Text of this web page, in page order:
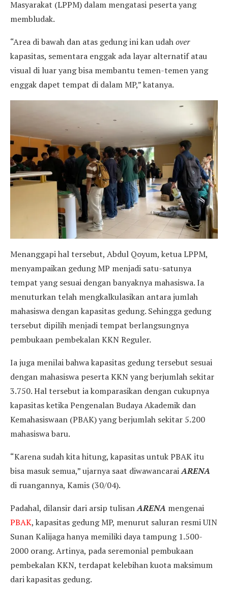
Masyarakat (LPPM) dalam mengatasi peserta yang
membludak.
“Area di bawah dan atas gedung ini kan udahover
kapasitas, sementara enggak ada layar alternatif atau
visual di luar yang bisa membantu temen-temen yang
enggak dapet tempat di dalam MP,” katanya.
Menanggapi hal tersebut, Abdul Qoyum, ketua LPPM,
menyampaikan gedung MP menjadi satu-satunya
tempat yang sesuai dengan banyaknya mahasiswa. Ia
menuturkan telah mengkalkulasikan antara jumlah
mahasiswa dengan kapasitas gedung. Sehingga gedung
tersebut dipilih menjadi tempat berlangsungnya
pembukaan pembekalan KKN Reguler.
Ia juga menilai bahwa kapasitas gedung tersebut sesuai
dengan mahasiswa peserta KKN yang berjumlah sekitar
3.750. Hal tersebut ia komparasikan dengan cukupnya
kapasitas ketika Pengenalan Budaya Akademik dan
Kemahasiswaan (PBAK) yang berjumlah sekitar 5.200
mahasiswa baru.
“Karena sudah kita hitung, kapasitas untuk PBAK itu
bisa masuk semua,” ujarnya saat diwawancaraiARENA
di ruangannya, Kamis (30/04).
Padahal, dilansir dari arsip tulisanARENA mengenai
PBAK, kapasitas gedung MP, menurut saluran resmi UIN
Sunan Kalijaga hanya memiliki daya tampung 1.500-
2000 orang. Artinya, pada seremonial pembukaan
pembekalan KKN, terdapat kelebihan kuota maksimum
dari kapasitas gedung.